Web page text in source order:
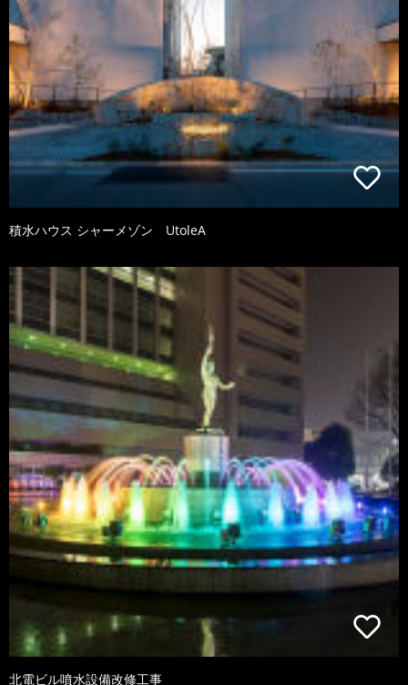
積水ハウス シャーメゾン UtoleA
北電ビル噴水設備改修工事